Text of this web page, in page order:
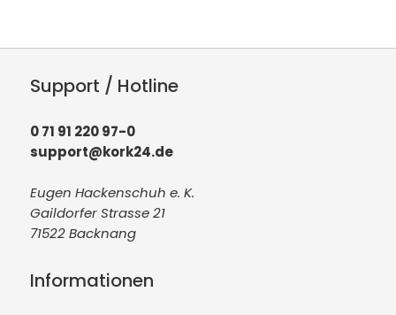
Support / Hotline
0 71 91 220 97-0
support@kork24.de
Eugen Hackenschuh e. K.
Gaildorfer Strasse 21
71522 Backnang
Informationen